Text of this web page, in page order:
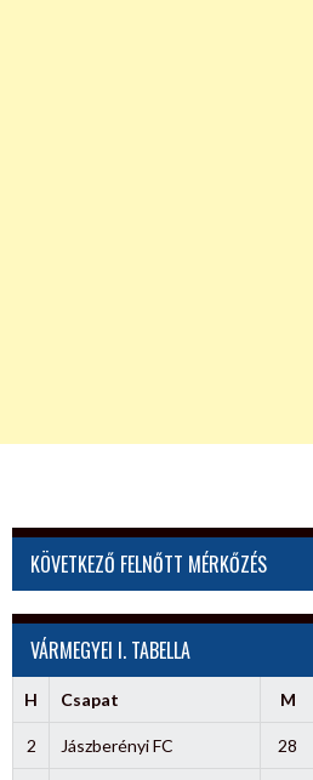
KÖVETKEZŐ FELNŐTT MÉRKŐZÉS
VÁRMEGYEI I. TABELLA
H Csapat M
2 Jászberényi FC 28